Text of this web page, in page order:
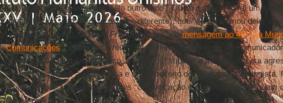
pelo legista, que passaram “pelo outro lado”. Quem o socorreu foi um
desconhecido, estranho, forasteiro, diferente), que “se aproximou dele,
compaixão” (v. 33). OPapa Francisco , em suamensagem ao 48º Dia
Comunicações, chama esse relato evangélico de “parábola do
comunicação também, portanto, o desafio é superar a intolerância e a
dos assaltantes, e a indiferença e o preconceito do sacerdote e do legista.
o papa propõe a proximidade: pois “comunicação é proximidade”, e “quem
faz-se próximo”.